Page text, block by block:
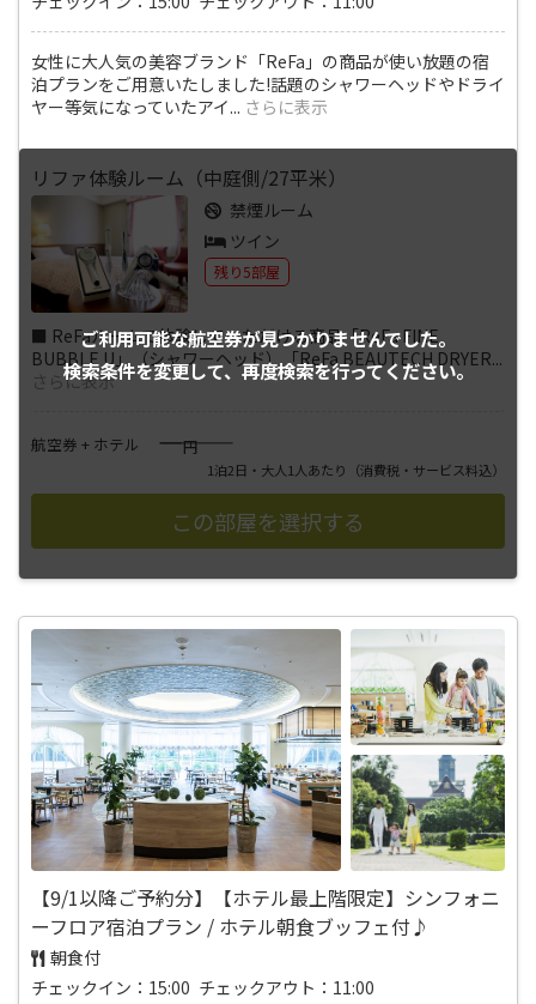
女性に大人気の美容ブランド「ReFa」の商品が使い放題の宿
泊プランをご用意いたしました!話題のシャワーヘッドやドライ
ヤー等気になっていたアイ... さらに表示
ご利用可能な航空券が見つかりませんでした。
検索条件を変更して、再度検索を行ってください。
リファ体験ルーム（中庭側/27平米）
禁煙ルーム
ツイン
残り5部屋
■ ReFaルームで体験していただける商品「ReFa FINE
BUBBLE U」（シャワーヘッド）「ReFa BEAUTECH DRYER...
さらに表示
航空券 + ホテル ――――円
1泊2日・大人1人あたり （消費税・サービス料込）
【9/1以降ご予約分】【ホテル最上階限定】シンフォニ
ーフロア宿泊プラン / ホテル朝食ブッフェ付♪
朝食付
チェックイン：15:00 チェックアウト：11:00